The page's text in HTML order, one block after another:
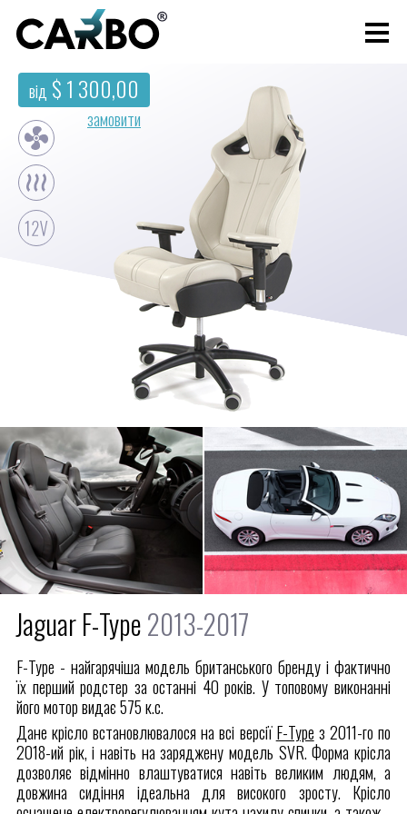
від $ 1 300,00
замовити
Jaguar F-Type2013-2017
F-Type - найгарячіша модель британського бренду і фактично
їх перший родстер за останні 40 років. У топовому виконанні
його мотор видає 575 к.с.
Дане крісло встановлювалося на всі версіїF-Type з 2011-го по
2018-ий рік, і навіть на заряджену модель SVR. Форма крісла
дозволяє відмінно влаштуватися навіть великим людям, а
довжина сидіння ідеальна для високого зросту. Крісло